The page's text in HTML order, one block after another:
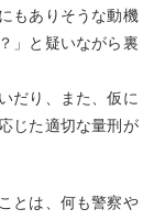
もありそうな動機
」と疑いながら裏
だり、また、仮に
じた適切な量刑が
とは、何も警察や